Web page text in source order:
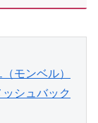
モンベル）
シュバック